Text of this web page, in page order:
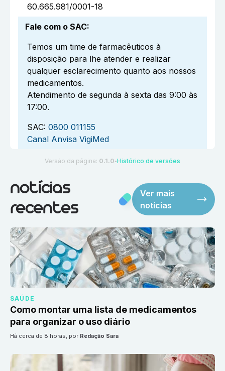
60.665.981/0001-18
Fale com o SAC:
Temos um time de farmacêuticos à
disposição para lhe atender e realizar
qualquer esclarecimento quanto aos nossos
medicamentos.
Atendimento de segunda à sexta das 9:00 às
17:00.
SAC: 0800 011155
Canal Anvisa VigiMed
Versão da página: 0.1.0 ●Histórico de versões
notícias
recentes
Ver mais
notícias
SAÚDE
Como montar uma lista de medicamentos
para organizar o uso diário
há cerca de 8 horas, por Redação Sara